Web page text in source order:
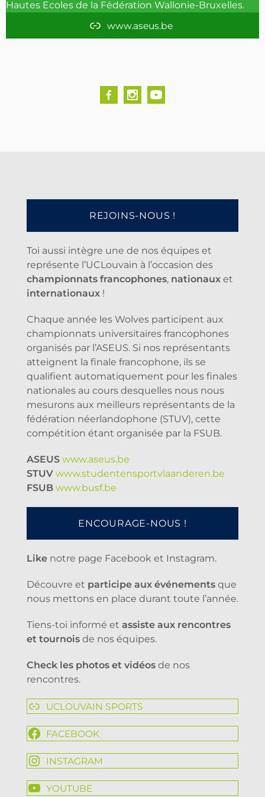
m
Hautes Ecoles de la Fédération Wallonie-Bruxelles.
www.aseus.be
REJOINS-NOUS !
Toi aussi intègre une de nos équipes et
représente l’UCLouvain à l’occasion des
championnats francophones, nationaux et
internationaux !
Chaque année les Wolves participent aux
championnats universitaires francophones
organisés par l’ASEUS. Si nos représentants
atteignent la finale francophone, ils se
qualifient automatiquement pour les finales
nationales au cours desquelles nous nous
mesurons aux meilleurs représentants de la
fédération néerlandophone (STUV), cette
compétition étant organisée par la FSUB.
ASEUS www.aseus.be
STUV www.studentensportvlaanderen.be
FSUB www.busf.be
ENCOURAGE-NOUS !
Like notre page Facebook et Instagram.
Découvre et participe aux événements que
nous mettons en place durant toute l’année.
Tiens-toi informé et assiste aux rencontres
et tournois de nos équipes.
Check les photos et vidéos de nos
rencontres.
UCLOUVAIN SPORTS
FACEBOOK
INSTAGRAM
YOUTUBE